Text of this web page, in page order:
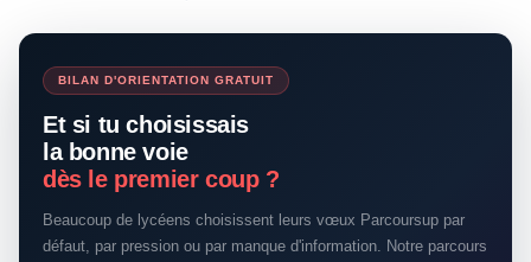
BILAN D'ORIENTATION GRATUIT
Et si tu choisissais
la bonne voie
dès le premier coup ?
Beaucoup de lycéens choisissent leurs vœux Parcoursup par
défaut, par pression ou par manque d'information. Notre parcours